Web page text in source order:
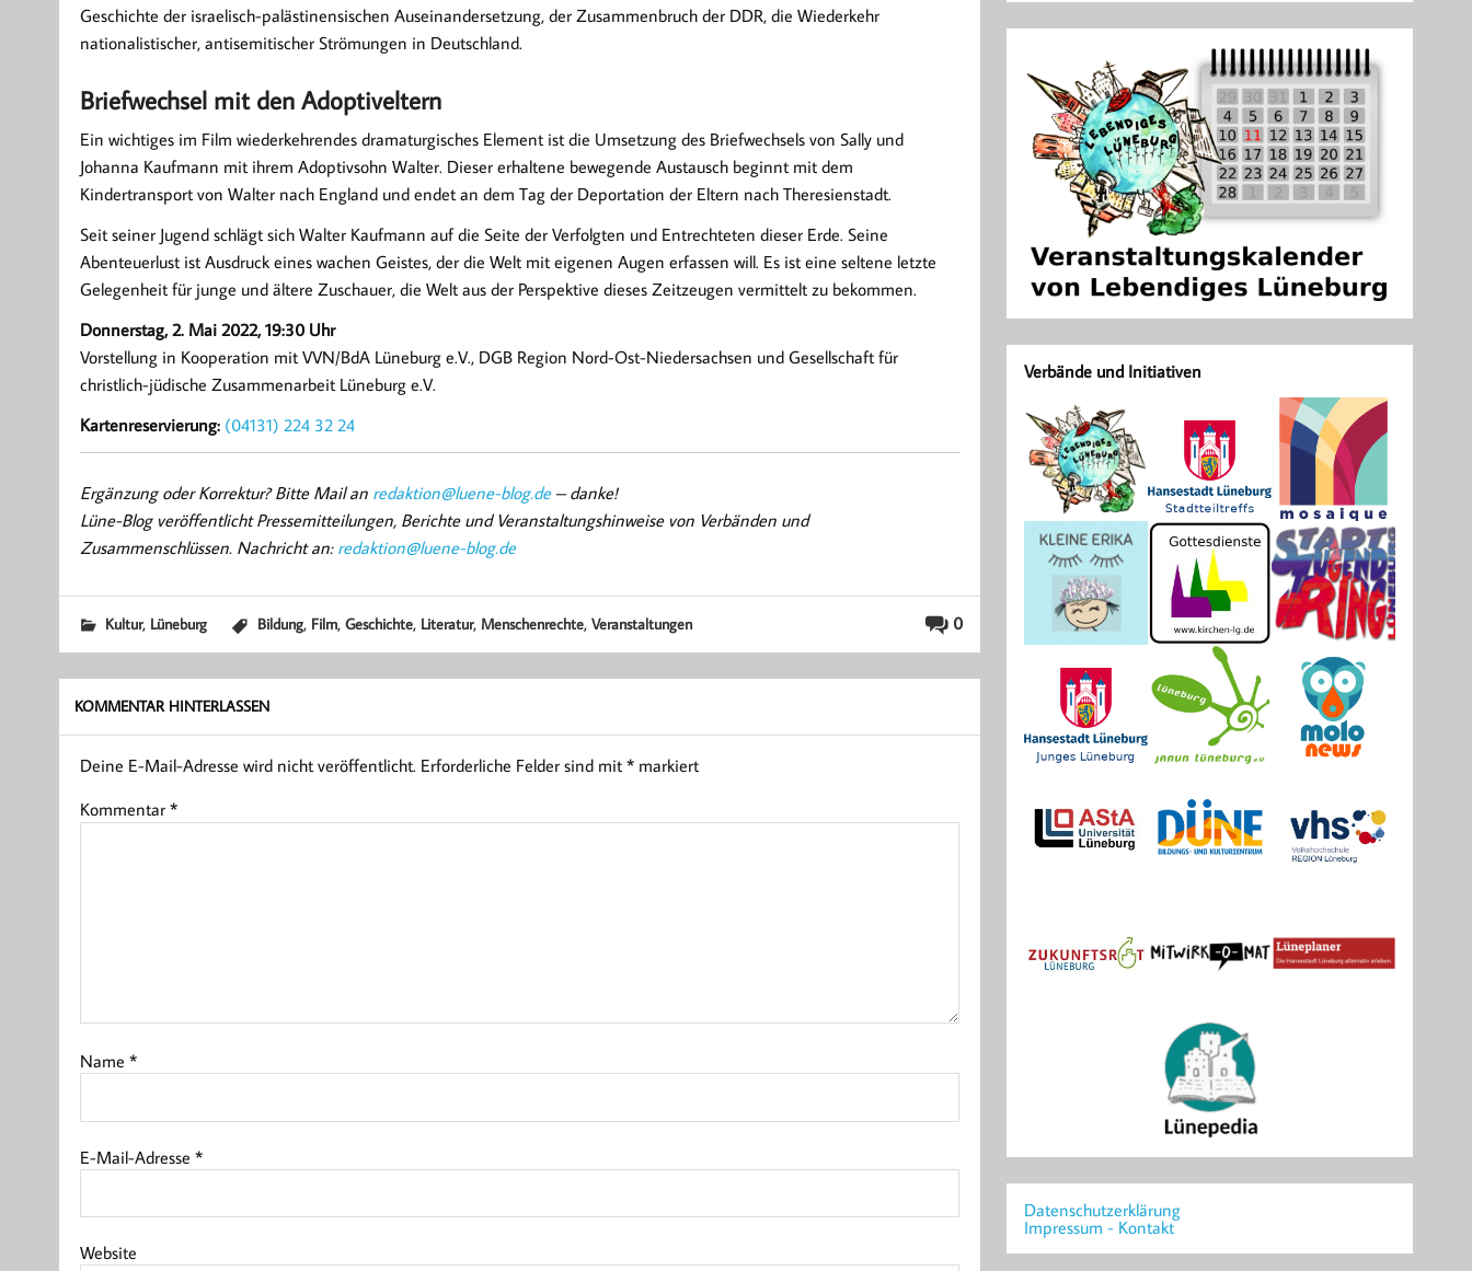
Geschichte der israelisch-palästinensischen Auseinandersetzung, der Zusammenbruch der DDR, die Wiederkehr
nationalistischer, antisemitischer Strömungen in Deutschland.
Briefwechsel mit den Adoptiveltern
Ein wichtiges im Film wiederkehrendes dramaturgisches Element ist die Umsetzung des Briefwechsels von Sally und
Johanna Kaufmann mit ihrem Adoptivsohn Walter. Dieser erhaltene bewegende Austausch beginnt mit dem
Kindertransport von Walter nach England und endet an dem Tag der Deportation der Eltern nach Theresienstadt.
Seit seiner Jugend schlägt sich Walter Kaufmann auf die Seite der Verfolgten und Entrechteten dieser Erde. Seine
Abenteuerlust ist Ausdruck eines wachen Geistes, der die Welt mit eigenen Augen erfassen will. Es ist eine seltene letzte
Gelegenheit für junge und ältere Zuschauer, die Welt aus der Perspektive dieses Zeitzeugen vermittelt zu bekommen.
Donnerstag, 2. Mai 2022, 19:30 Uhr
Vorstellung in Kooperation mit VVN/BdA Lüneburg e.V., DGB Region Nord-Ost-Niedersachsen und Gesellschaft für
christlich-jüdische Zusammenarbeit Lüneburg e.V.
Kartenreservierung: (04131) 224 32 24
Ergänzung oder Korrektur? Bitte Mail an redaktion@luene-blog.de– danke!
Lüne-Blog veröffentlicht Pressemitteilungen, Berichte und Veranstaltungshinweise von Verbänden und
Zusammenschlüssen. Nachricht an: redaktion@luene-blog.de
0
Kultur, Lüneburg Bildung, Film, Geschichte, Literatur, Menschenrechte, Veranstaltungen
KOMMENTAR HINTERLASSEN
Deine E-Mail-Adresse wird nicht veröffentlicht. Erforderliche Felder sind mit *markiert
Kommentar *
Name *
E-Mail-Adresse *
Website
Verbände und Initiativen
Datenschutzerklärung
Impressum - Kontakt